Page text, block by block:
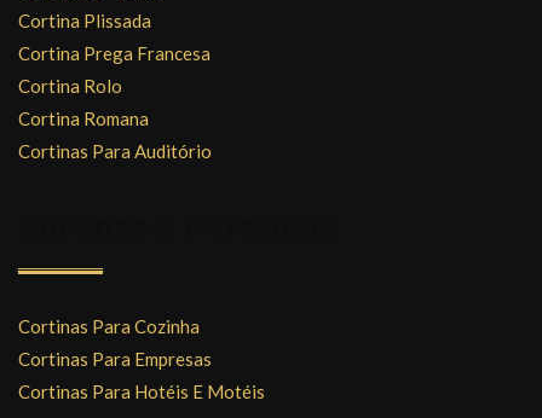
Cortina Plissada
Cortina Prega Francesa
Cortina Rolo
Cortina Romana
Cortinas Para Auditório
Cortinas Para Cozinha
Cortinas Para Empresas
Cortinas Para Hotéis E Motéis